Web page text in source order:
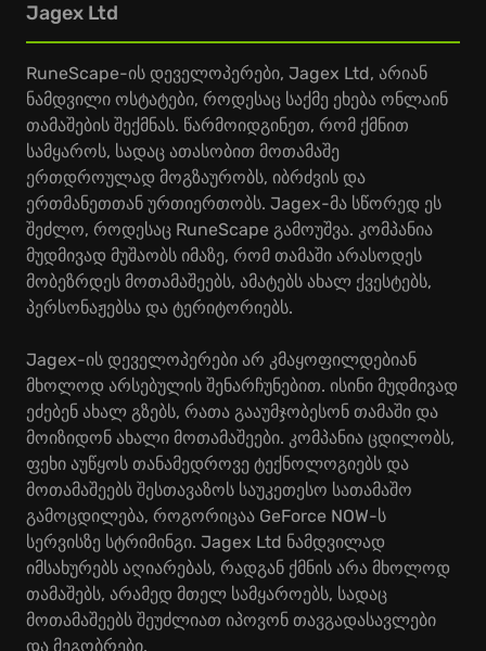
Jagex Ltd
RuneScape-ის დეველოპერები, Jagex Ltd, არიან
ნამდვილი ოსტატები, როდესაც საქმე ეხება ონლაინ
თამაშების შექმნას. წარმოიდგინეთ, რომ ქმნით
სამყაროს, სადაც ათასობით მოთამაშე
ერთდროულად მოგზაურობს, იბრძვის და
ერთმანეთთან ურთიერთობს. Jagex-მა სწორედ ეს
შეძლო, როდესაც RuneScape გამოუშვა. კომპანია
მუდმივად მუშაობს იმაზე, რომ თამაში არასოდეს
მობეზრდეს მოთამაშეებს, ამატებს ახალ ქვესტებს,
პერსონაჟებსა და ტერიტორიებს.
Jagex-ის დეველოპერები არ კმაყოფილდებიან
მხოლოდ არსებულის შენარჩუნებით. ისინი მუდმივად
ეძებენ ახალ გზებს, რათა გააუმჯობესონ თამაში და
მოიზიდონ ახალი მოთამაშეები. კომპანია ცდილობს,
ფეხი აუწყოს თანამედროვე ტექნოლოგიებს და
მოთამაშეებს შესთავაზოს საუკეთესო სათამაშო
გამოცდილება, როგორიცაა GeForce NOW-ს
სერვისზე სტრიმინგი. Jagex Ltd ნამდვილად
იმსახურებს აღიარებას, რადგან ქმნის არა მხოლოდ
თამაშებს, არამედ მთელ სამყაროებს, სადაც
მოთამაშეებს შეუძლიათ იპოვონ თავგადასავლები
და მეგობრები.